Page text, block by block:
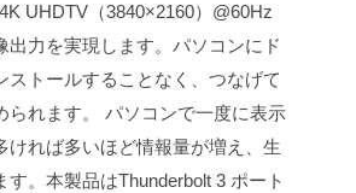
UHDTV（3840×2160）@60Hz
出力を実現します。パソコンにド
ストールすることなく、つなげて
れます。
パソコンで一度に表示
ければ多いほど情報量が増え、生
す。本製品はThunderbolt 3 ポート